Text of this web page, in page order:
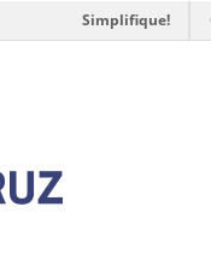
Simplifique!